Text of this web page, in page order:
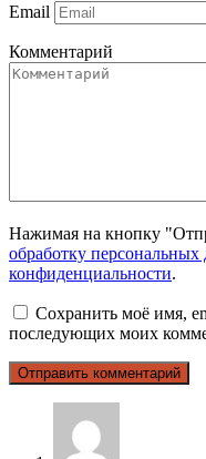
Email
Комментарий
Нажимая на кнопку
обработку
конфиденциальности.
Сохранить моё имя,
последующих моих